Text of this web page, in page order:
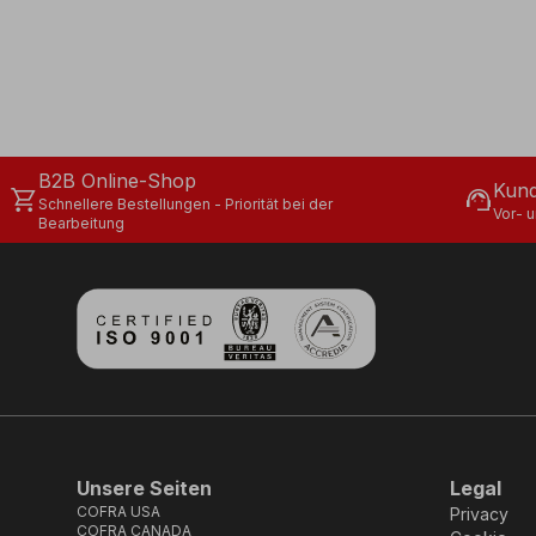
shopping_cart
B2B Online-Shop
Schnellere Bestellungen - Priorität bei der
Bearbeitung
support_agentVor-
Unsere Seiten
COFRA USA
COFRA CANADA
Legal
Privacy